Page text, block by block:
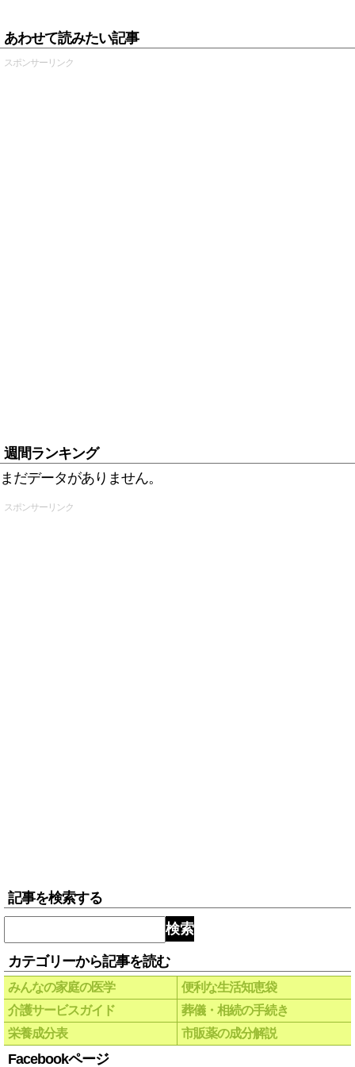
あわせて読みたい記事
スポンサーリンク
週間ランキング
まだデータがありません。
スポンサーリンク
記事を検索する
検索
カテゴリーから記事を読む
みんなの家庭の医学
便利な生活知恵袋
介護サービスガイド
葬儀・相続の手続き
栄養成分表
市販薬の成分解説
Facebookページ